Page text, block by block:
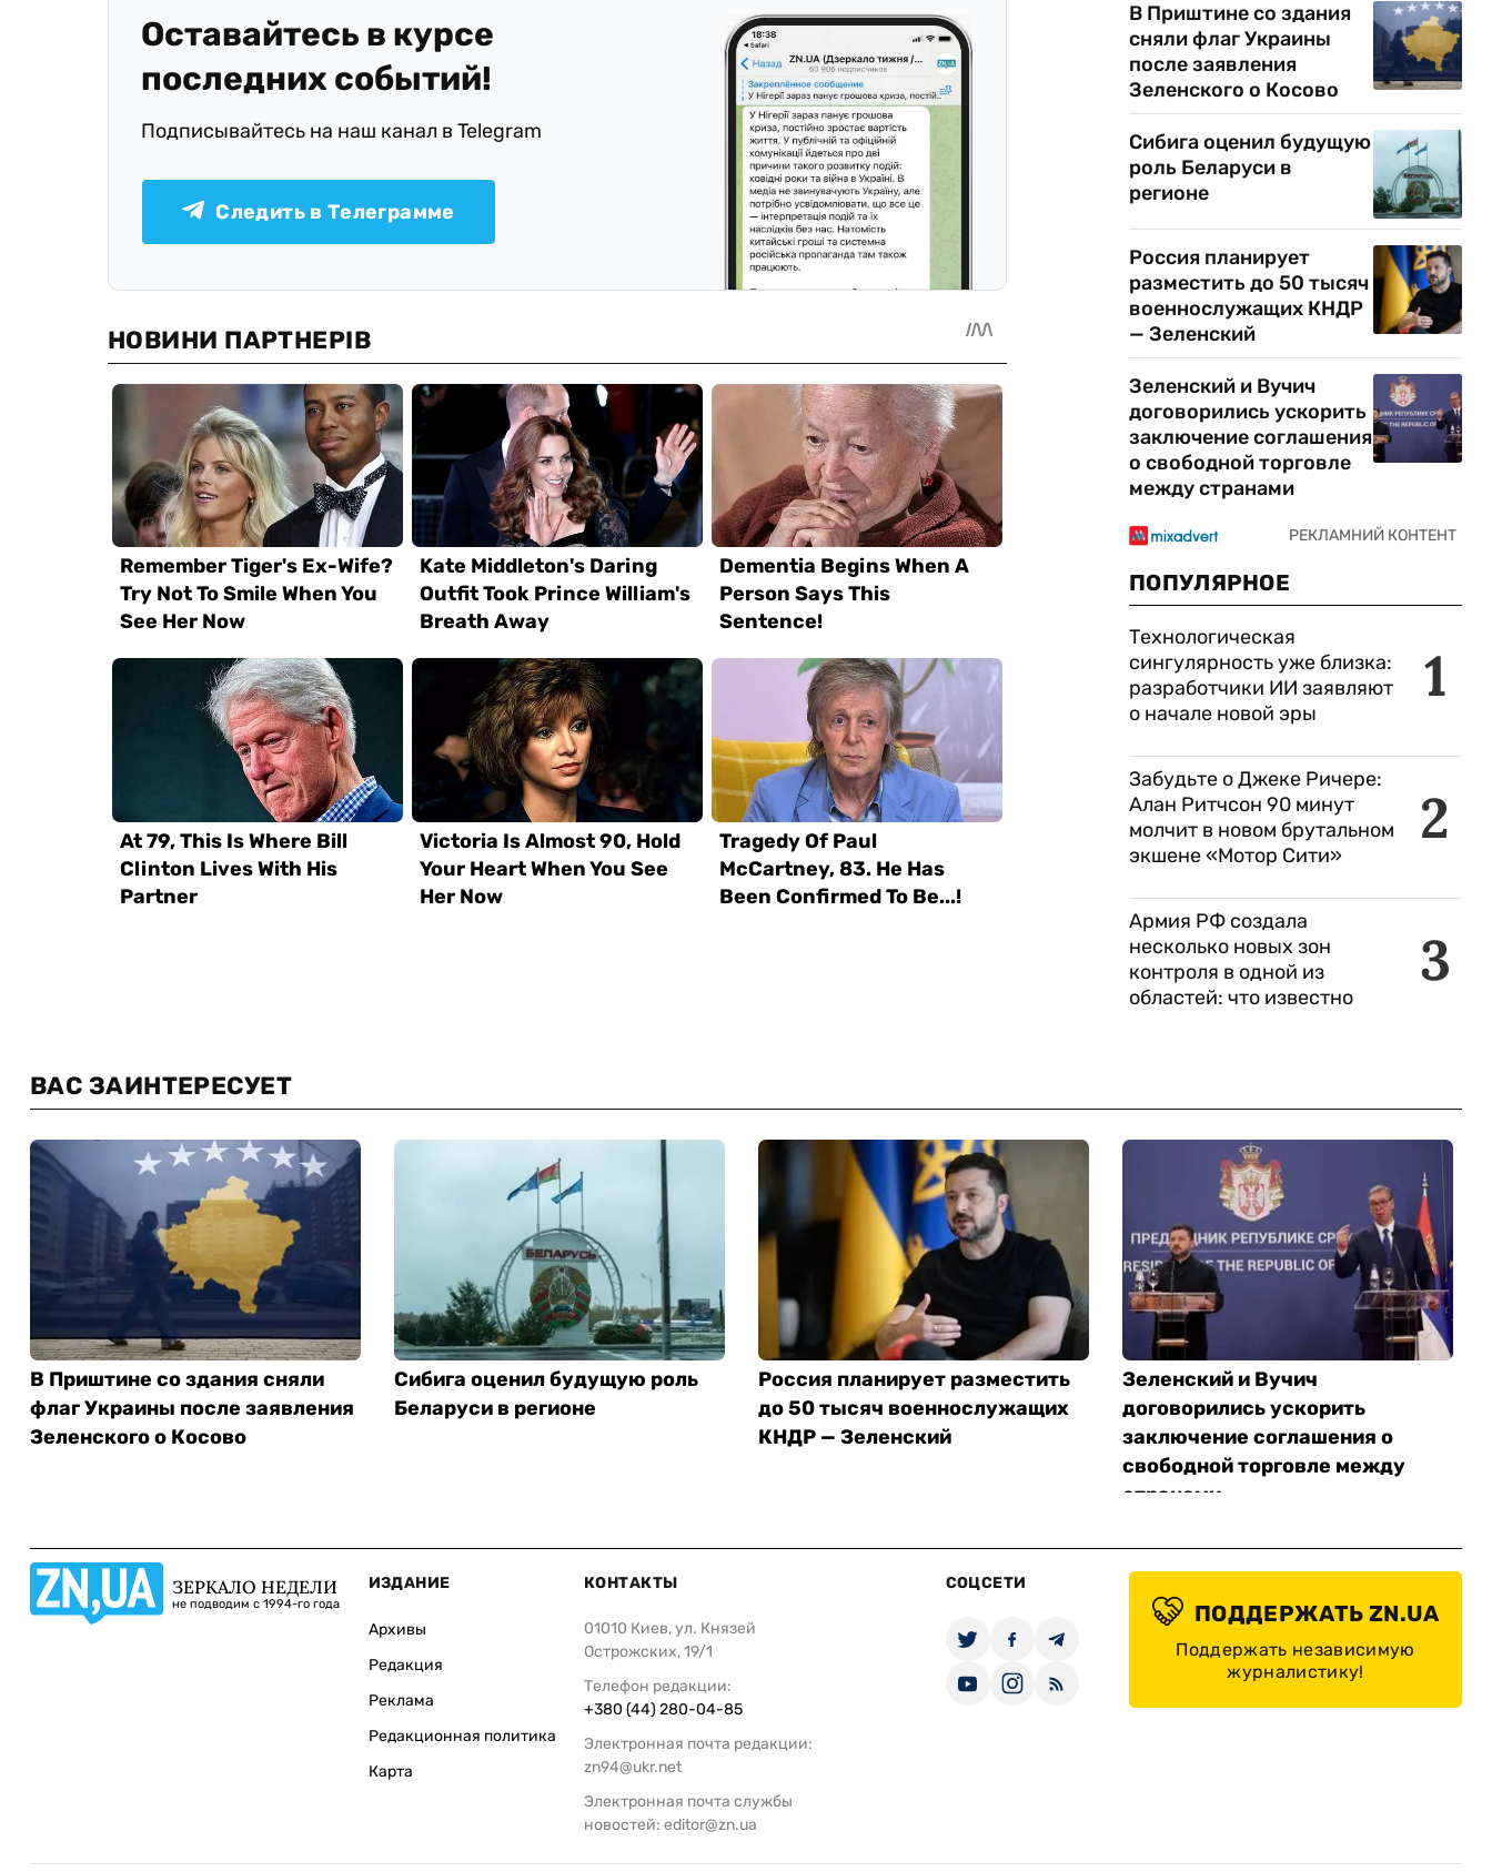
Оставайтесь в курсе
последних событий!
Подписывайтесь на наш канал в Telegram
Следить в Телеграмме
В Приштине со здания
сняли флаг Украины
после заявления
Зеленского о Косово
Сибига оценил будущую
роль Беларуси в
регионе
Россия планирует
разместить до 50 тысяч
военнослужащих КНДР
— Зеленский
Зеленский и Вучич
договорились ускорить
заключение соглашения
о свободной торговле
между странами
ПОПУЛЯРНОЕ
1
Технологическая
сингулярность уже близка:
разработчики ИИ заявляют
о начале новой эры
2
Забудьте о Джеке Ричере:
Алан Ритчсон 90 минут
молчит в новом брутальном
экшене «Мотор Сити»
3
Армия РФ создала
несколько новых зон
контроля в одной из
областей: что известно
ВАС ЗАИНТЕРЕСУЕТ
В Приштине со здания сняли
флаг Украины после заявления
Зеленского о Косово
Сибига оценил будущую роль
Беларуси в регионе
Россия планирует разместить
до 50 тысяч военнослужащих
КНДР — Зеленский
Зеленский и Вучич
договорились ускорить
заключение соглашения о
свободной торговле между
странами
ЗЕРКАЛО НЕДЕЛИ
не подводим с 1994-го года
ИЗДАНИЕ
Архивы
Редакция
Реклама
Редакционная политика
Карта
КОНТАКТЫ
01010 Киев, ул. Князей
Острожских, 19/1
Телефон редакции:
+380 (44) 280-04-85
Электронная почта редакции:
zn94@ukr.net
Электронная почта службы
новостей: editor@zn.ua
СОЦСЕТИ
ПОДДЕРЖАТЬ ZN.UA
Поддержать независимую
журналистику!